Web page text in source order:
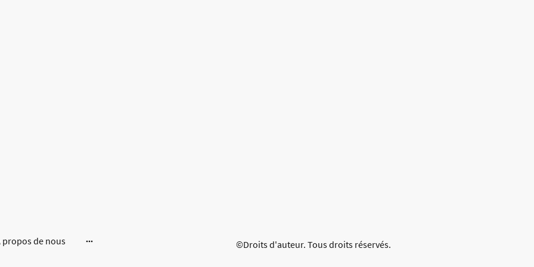
propos de nous ©Droits d'auteur. Tous droits réservés.